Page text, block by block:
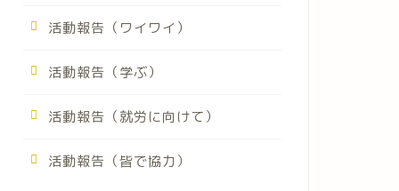
活動報告（ワイワイ）
活動報告（学ぶ）
活動報告（就労に向けて）
活動報告（皆で協力）